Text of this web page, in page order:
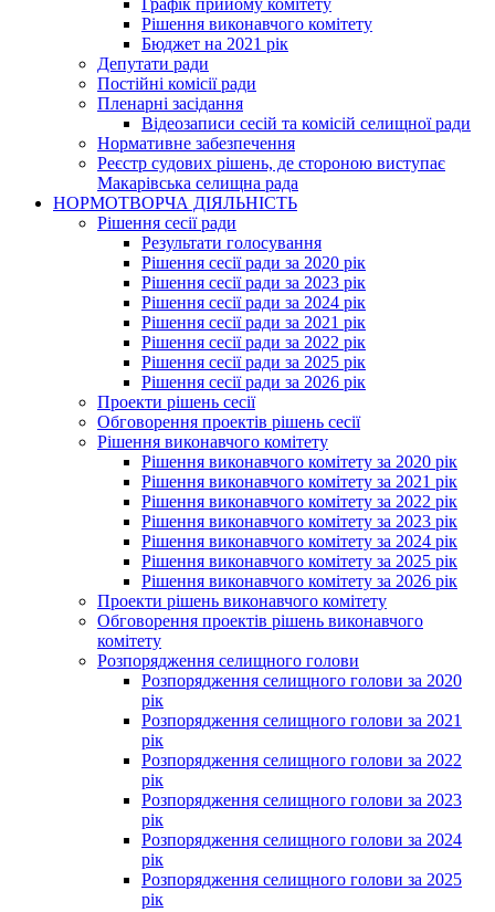
Графік прийому комітету
Рішення виконавчого комітету
Бюджет на 2021 рік
Депутати ради
Постійні комісії ради
Пленарні засідання
Відеозаписи сесій та комісій селищної ради
Нормативне забезпечення
Реєстр судових рішень, де стороною виступає
Макарівська селищна рада
НОРМОТВОРЧА ДІЯЛЬНІСТЬ
Рішення сесії ради
Результати голосування
Рішення сесії ради за 2020 рік
Рішення сесії ради за 2023 рік
Рішення сесії ради за 2024 рік
Рішення сесії ради за 2021 рік
Рішення сесії ради за 2022 рік
Рішення сесії ради за 2025 рік
Рішення сесії ради за 2026 рік
Проекти рішень сесії
Обговорення проектів рішень сесії
Рішення виконавчого комітету
Рішення виконавчого комітету за 2020 рік
Рішення виконавчого комітету за 2021 рік
Рішення виконавчого комітету за 2022 рік
Рішення виконавчого комітету за 2023 рік
Рішення виконавчого комітету за 2024 рік
Рішення виконавчого комітету за 2025 рік
Рішення виконавчого комітету за 2026 рік
Проекти рішень виконавчого комітету
Обговорення проектів рішень виконавчого
комітету
Розпорядження селищного голови
Розпорядження селищного голови за 2020
рік
Розпорядження селищного голови за 2021
рік
Розпорядження селищного голови за 2022
рік
Розпорядження селищного голови за 2023
рік
Розпорядження селищного голови за 2024
рік
Розпорядження селищного голови за 2025
рік